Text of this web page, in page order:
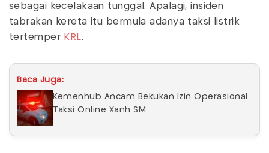
sebagai kecelakaan tunggal. Apalagi, insiden
tabrakan kereta itu bermula adanya taksi listrik
tertemper KRL .
Baca Juga:
Kemenhub Ancam Bekukan Izin Operasional
Taksi Online Xanh SM